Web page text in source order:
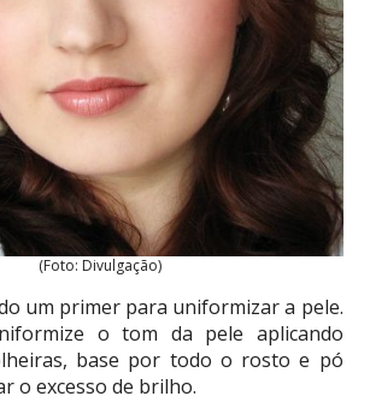
(Foto: Divulgação)
um primer para uniformizar a pele.
o tom da pele aplicando
base por todo o rosto e pó
o excesso de brilho.